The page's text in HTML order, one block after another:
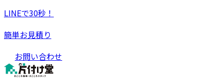
LINEで30秒！
簡単お見積り
お問い合わせ